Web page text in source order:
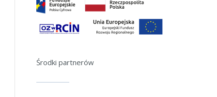
W zależności od ilości danych do przetworzenia generowanie pliku
Środki partnerów